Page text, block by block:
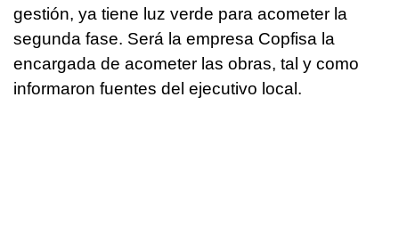
gestión, ya tiene luz verde para acometer la
segunda fase. Será la empresa Copfisa la
encargada de acometer las obras, tal y como
informaron fuentes del ejecutivo local.